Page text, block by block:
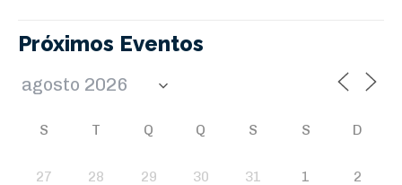
Próximos Eventos
S T Q Q S S D
27 28 29 30 31 1 2